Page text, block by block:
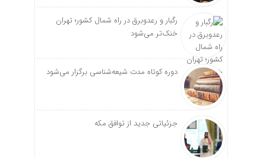
رگبار و رعدوبرق در راه شمال کشور؛ تهران
خنک‌تر می‌شود
دوره کوتاه مدت شیعه‌شناسی برگزار می‌شود
جزئیاتی جدید از توافق مکه